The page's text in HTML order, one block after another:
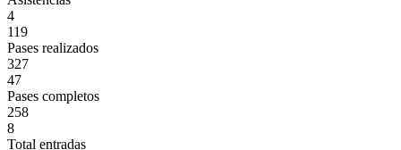
4
119
Pases realizados
327
47
Pases completos
258
8
Total entradas